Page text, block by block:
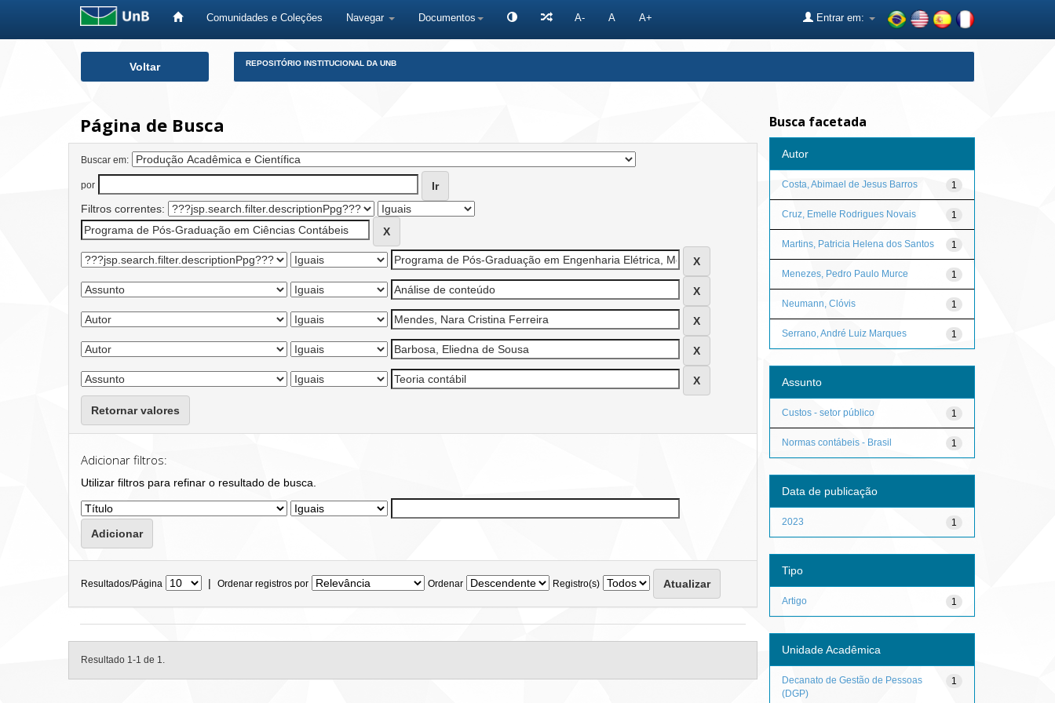
Comunidades e Coleções Navegar Documentos A- A A+ Entrar em:
Voltar REPOSITÓRIO INSTITUCIONAL DA UNB
Página de Busca
Buscar em:
por
Filtros correntes:
Retornar valores
Adicionar filtros:
Utilizar filtros para refinar o resultado de busca.
Resultados/Página | Ordenar registros por Ordenar Registro(s)
Resultado 1-1 de 1.
Busca facetada
Autor
1
Costa, Abimael de Jesus Barros
1
Cruz, Emelle Rodrigues Novais
1
Martins, Patricia Helena dos Santos
1
Menezes, Pedro Paulo Murce
1
Neumann, Clóvis
1
Serrano, André Luiz Marques
Assunto
1
Custos - setor público
1
Normas contábeis - Brasil
Data de publicação
1
2023
Tipo
1
Artigo
Unidade Acadêmica
1
Decanato de Gestão de Pessoas
(DGP)